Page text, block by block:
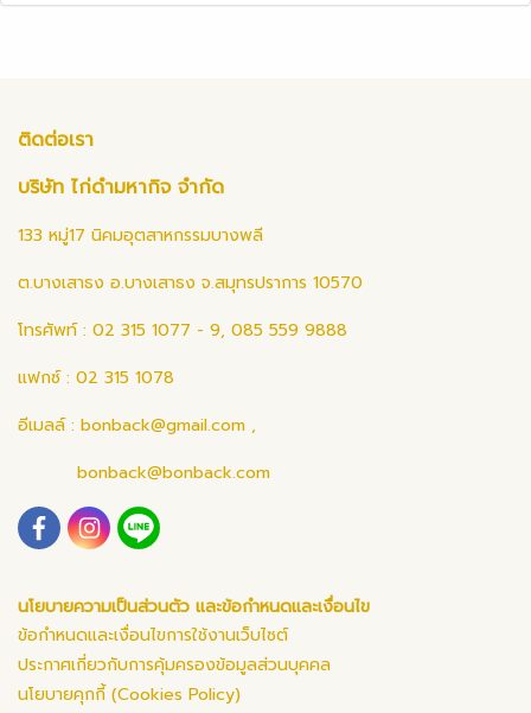
ติดต่อเรา
บริษัท ไก่ดำมหากิจ จำกัด
133 หมู่17 นิคมอุตสาหกรรมบางพลี
ต.บางเสาธง อ.บางเสาธง จ.สมุทรปราการ 10570
โทรศัพท์ : 02 315 1077 - 9, 085 559 9888
แฟกซ์ : 02 315 1078
อีเมลล์ : bonback@gmail.com ,
bonback@bonback.com
นโยบายความเป็นส่วนตัว และข้อกำหนดและเงื่อนไข
ข้อกำหนดและเงื่อนไขการใช้งานเว็บไซต์
ประกาศเกี่ยวกับการคุ้มครองข้อมูลส่วนบุคคล
นโยบายคุกกี้ (Cookies Policy)